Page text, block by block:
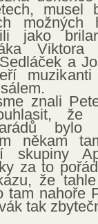
musel
možných
jako
a
znali
že
bylo
někam
skupiny
za to
že
tam nahoře
tak